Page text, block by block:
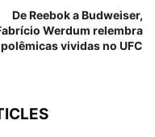
De Reebok a Budweiser,
Werdum relembra
polêmicas vividas no UFC